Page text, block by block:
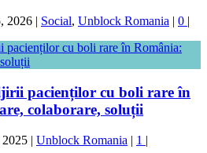
2026 | Social, Unblock Romania | 0 |
pacienților cu boli rare în
colaborare, soluții
| Unblock Romania | 1 |